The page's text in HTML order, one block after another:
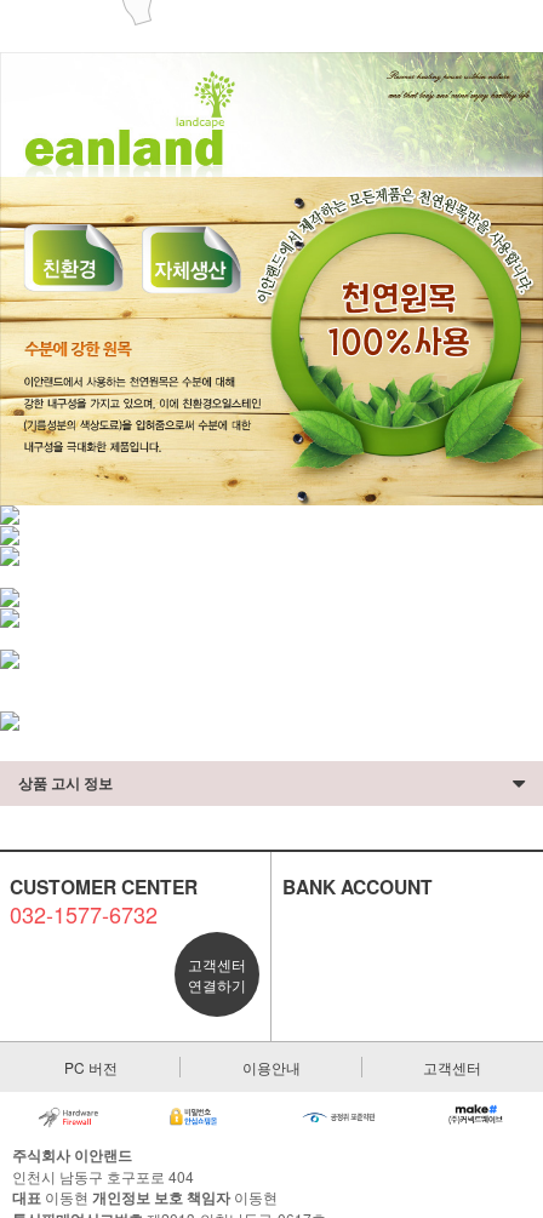
상품 고시 정보
CUSTOMER CENTER
032-1577-6732
고객센터
연결하기
BANK ACCOUNT
PC 버전 이용안내 고객센터
주식회사 이안랜드
인천시 남동구 호구포로 404
대표 이동현 개인정보 보호 책임자이동현